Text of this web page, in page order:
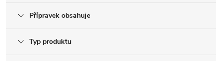
Přípravek obsahuje
Typ produktu